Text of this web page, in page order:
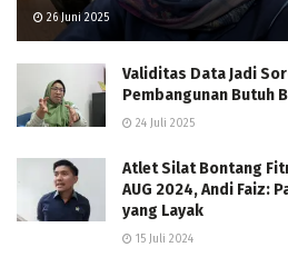
26 Juni 2025
Validitas Data Jadi
Pembangunan Butuh
24 Juli 2025
Atlet Silat Bontang
AUG 2024, Andi Faiz:
yang Layak
15 Juli 2024